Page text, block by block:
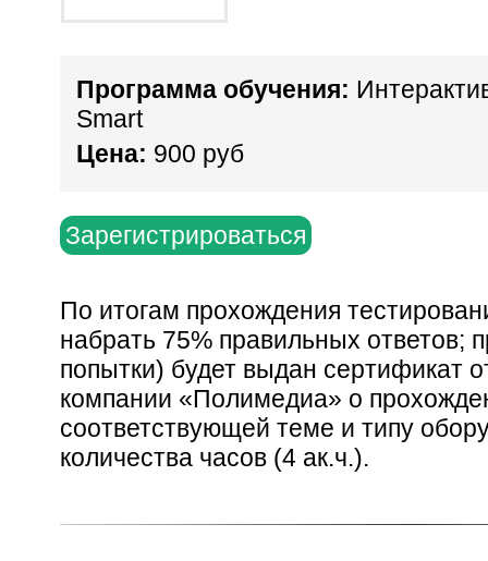
Программа обучения:
Smart
Цена: 900 руб
Зарегистрироваться
По итогам прохождения
набрать 75% правильных ответов;
попытки) будет выдан сертификат
компании «Полимедиа» о
соответствующей теме и типу
количества часов (4 ак.ч.).